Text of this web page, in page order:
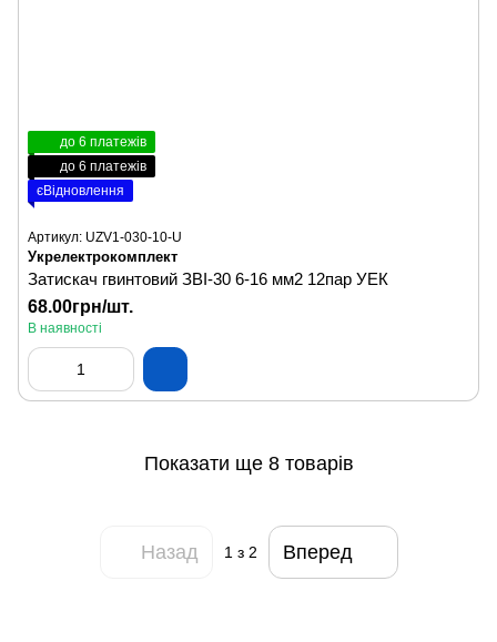
до 6 платежів
до 6 платежів
єВідновлення
Артикул: UZV1-030-10-U
Укрелектрокомплект
Затискач гвинтовий ЗВІ-30 6-16 мм2 12пар УЕК
68.00грн/шт.
В наявності
Показати ще 8 товарів
Назад 1 з 2 Вперед